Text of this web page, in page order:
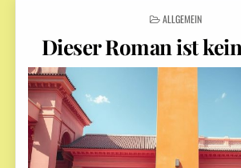
POSTED
ALLGEMEIN
Dieser Roman ist